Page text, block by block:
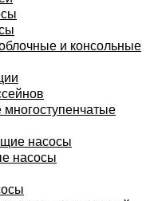
и консольные
насосы
насосы